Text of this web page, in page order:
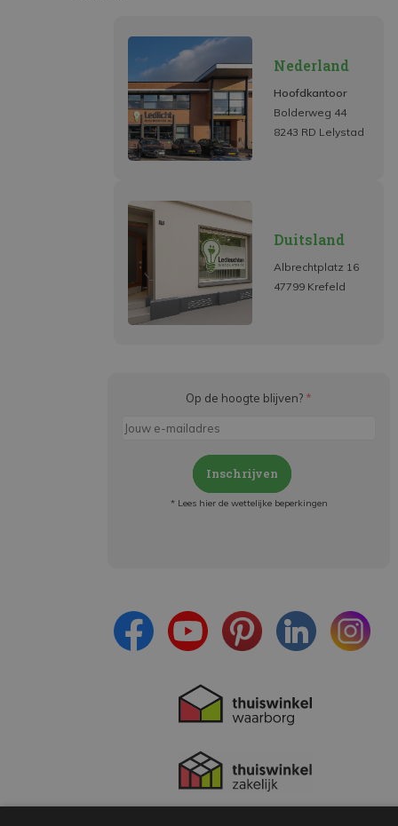
Nederland
Hoofdkantoor
Bolderweg 44
8243 RD Lelystad
Duitsland
Albrechtplatz 16
47799 Krefeld
Op de hoogte blijven? *
Inschrijven
* Lees hier de wettelijke beperkingen